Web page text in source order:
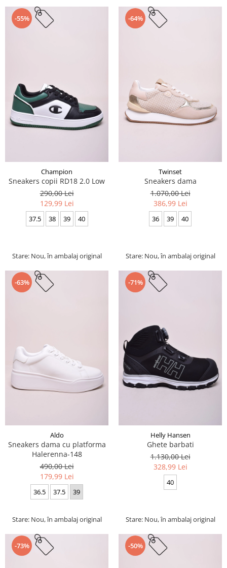
-55%
Champion
Sneakers copii RD18 2.0 Low
290,00 Lei
129,99 Lei
37.5 38 39 40
Stare: Nou, în ambalaj original
-64%
Twinset
Sneakers dama
1.070,00 Lei
386,99 Lei
36 39 40
Stare: Nou, în ambalaj original
-63%
Aldo
Sneakers dama cu platforma
Halerenna-148
490,00 Lei
179,99 Lei
36.5 37.5 39
Stare: Nou, în ambalaj original
-71%
Helly Hansen
Ghete barbati
1.130,00 Lei
328,99 Lei
40
Stare: Nou, în ambalaj original
-73% -50%